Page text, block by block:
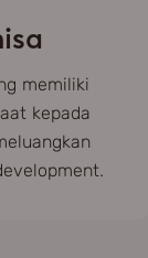
memiliki
kepada